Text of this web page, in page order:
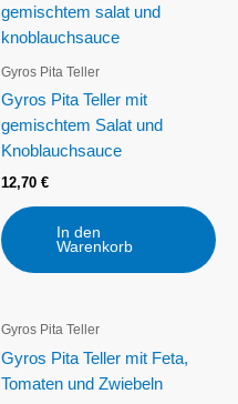
Gyros Pita Teller
Gyros Pita Teller mit
gemischtem Salat und
Knoblauchsauce
12,70 €
In den
Warenkorb
Gyros Pita Teller
Gyros Pita Teller mit Feta,
Tomaten und Zwiebeln